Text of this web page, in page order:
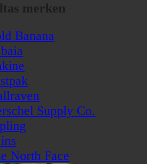
merken
Banana
Supply Co.
North Face